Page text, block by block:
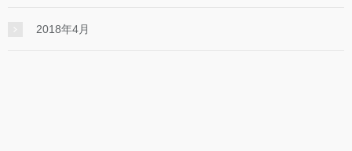
2018年4月